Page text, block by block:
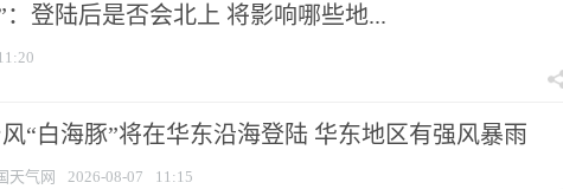
：登陆后是否会北上 将影响哪些地...
“白海豚”将在华东沿海登陆 华东地区有强风暴雨
天气网 2026-08-07 11:15